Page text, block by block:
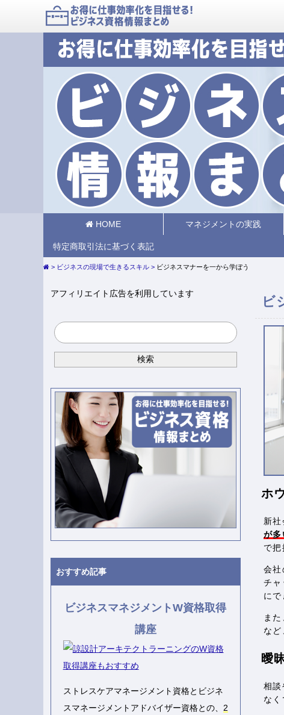
HOME マネジメントの実践
特定商取引法に基づく表記
ビジネスの現場で生きるスキル ビジネスマナーを一から学ぼう
ビ
ホ
新
が多
で
会社
チャ
にで
ま
な
曖
相談
なく
アフィリエイト広告を利用しています
おすすめ記事
ビジネスマネジメントW資格取得
講座
ストレスケアマネージメント資格とビジネ
スマネージメントアドバイザー資格との、 2